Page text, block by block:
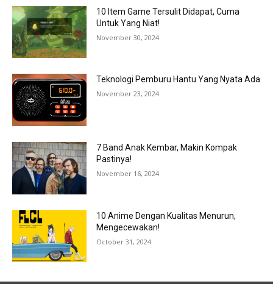
10 Item Game Tersulit Didapat, Cuma
Untuk Yang Niat!
November 30, 2024
Teknologi Pemburu Hantu Yang Nyata Ada
November 23, 2024
7 Band Anak Kembar, Makin Kompak
Pastinya!
November 16, 2024
10 Anime Dengan Kualitas Menurun,
Mengecewakan!
October 31, 2024